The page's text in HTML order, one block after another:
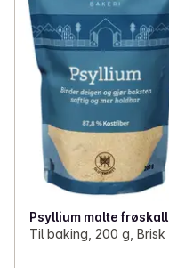
Psyllium malte frøskall
Til baking, 200 g, Brisk